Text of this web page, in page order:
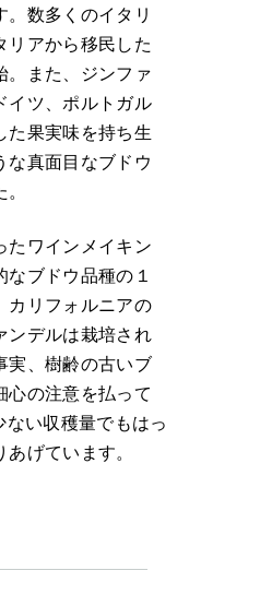
。数多くのイタリ
リアから移民した
。また、ジンファ
イツ、ポルトガル
た果実味を持ち生
な真面目なブドウ
たワインメイキン
ブドウ品種の１
カリフォルニアの
ンデルは栽培され
実、樹齢の古いブ
心の注意を払って
い収穫量でもはっ
げています。